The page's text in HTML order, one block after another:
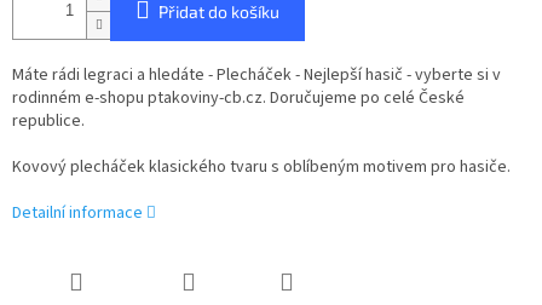
Přidat do košíku
Máte rádi legraci a hledáte - Plecháček - Nejlepší hasič - vyberte si v
rodinném e-shopu ptakoviny-cb.cz. Doručujeme po celé České
republice.
Kovový plecháček klasického tvaru s oblíbeným motivem pro hasiče.
Detailní informace